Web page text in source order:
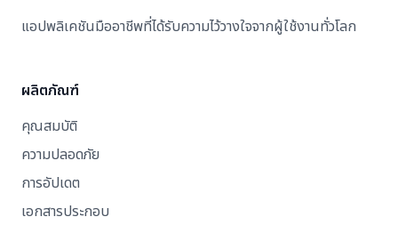
แอปพลิเคชันมืออาชีพที่ได้รับความไว้วางใจจากผู้ใช้งานทั่วโลก
ผลิตภัณฑ์
คุณสมบัติ
ความปลอดภัย
การอัปเดต
เอกสารประกอบ